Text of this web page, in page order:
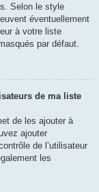
Selon le style
éventuellement
à votre liste
par défaut.
de ma liste
de les ajouter à
ajouter
de l’utilisateur
les